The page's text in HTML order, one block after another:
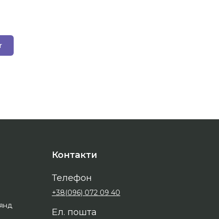
Контакти
Телефон
+38(096) 072 09 40
Ел. пошта